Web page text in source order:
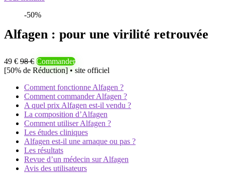
-50%
Alfagen : pour une virilité retrouvée
49 € 98 € Commander
[50% de Réduction] • site officiel
Comment fonctionne Alfagen ?
Comment commander Alfagen ?
A quel prix Alfagen est-il vendu ?
La composition d’Alfagen
Comment utiliser Alfagen ?
Les études cliniques
Alfagen est-il une arnaque ou pas ?
Les résultats
Revue d’un médecin sur Alfagen
Avis des utilisateurs